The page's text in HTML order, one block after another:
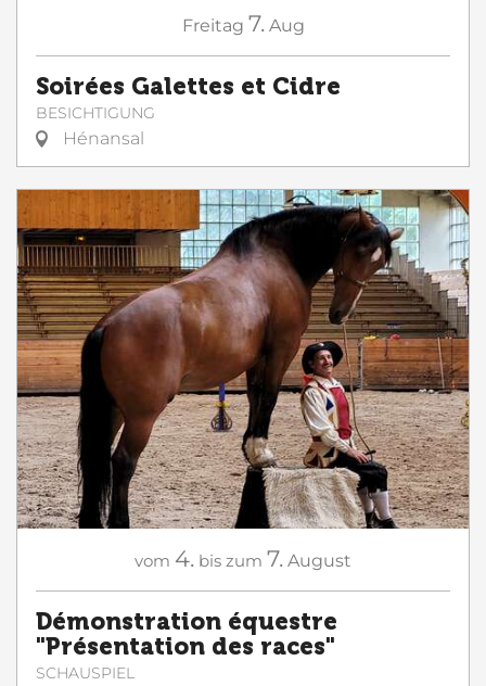
Freitag 7. Aug
Soirées Galettes et Cidre
BESICHTIGUNG
Hénansal
vom 4. bis zum 7. August
Démonstration équestre
"Présentation des races"
SCHAUSPIEL